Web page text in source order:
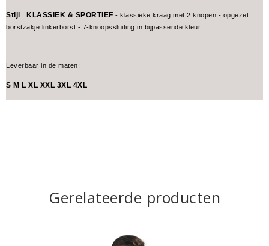
Stijl : KLASSIEK & SPORTIEF - klassieke kraag met 2 knopen - opgezet
borstzakje linkerborst - 7-knoopssluiting in bijpassende kleur
Leverbaar in de maten:
S M L XL XXL 3XL 4XL
Gerelateerde producten